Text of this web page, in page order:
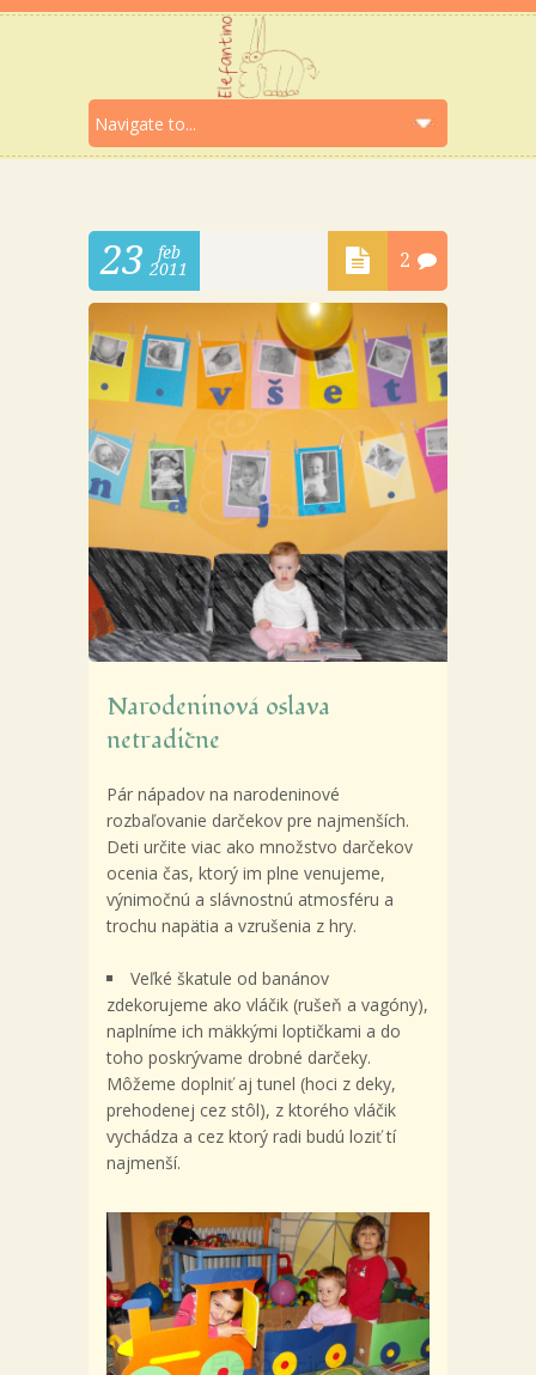
23
feb
2011
2
Narodeninová oslava
netradične
Pár nápadov na narodeninové
rozbaľovanie darčekov pre najmenších.
Deti určite viac ako množstvo darčekov
ocenia čas, ktorý im plne venujeme,
výnimočnú a slávnostnú atmosféru a
trochu napätia a vzrušenia z hry.
Veľké škatule od banánov
zdekorujeme ako vláčik (rušeň a vagóny),
naplníme ich mäkkými loptičkami a do
toho poskrývame drobné darčeky.
Môžeme doplniť aj tunel (hoci z deky,
prehodenej cez stôl), z ktorého vláčik
vychádza a cez ktorý radi budú loziť tí
najmenší.